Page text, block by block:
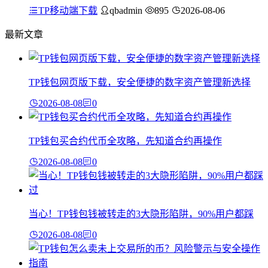
TP移动端下载 qbadmin 895 2026-08-06
最新文章
TP钱包网页版下载，安全便捷的数字资产管理新选择
2026-08-08 0
TP钱包买合约代币全攻略，先知道合约再操作
2026-08-08 0
当心！TP钱包钱被转走的3大隐形陷阱，90%用户都踩
2026-08-08 0